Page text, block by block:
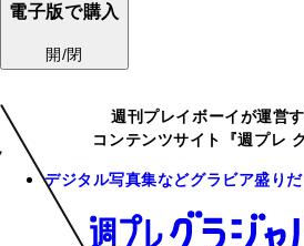
電子版で購入
開/閉
週刊プレイボーイが運営
コンテンツサイト『週プレ
デジタル写真集などグラビア盛り